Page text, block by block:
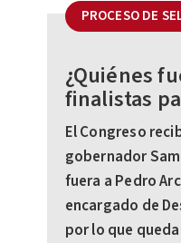
PROCESO DE
¿Quiénes
finalistas
El Congreso
gobernador
fuera a Pedro
encargado de
por lo que